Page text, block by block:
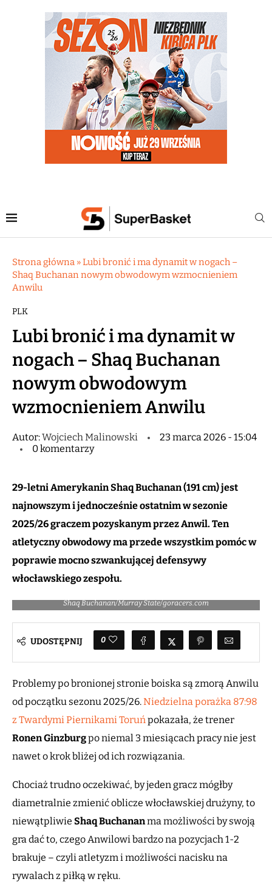
Strona główna »Lubi bronić i ma dynamit w nogach –
Shaq Buchanan nowym obwodowym wzmocnieniem
Anwilu
PLK
Lubi bronić i ma dynamit w
nogach – Shaq Buchanan
nowym obwodowym
wzmocnieniem Anwilu
Autor:Wojciech Malinowski
23 marca 2026 - 15:04
0 komentarzy
29-letni Amerykanin Shaq Buchanan (191 cm) jest
najnowszym i jednocześnie ostatnim w sezonie
2025/26 graczem pozyskanym przez Anwil. Ten
atletyczny obwodowy ma przede wszystkim pomóc w
poprawie mocno szwankującej defensywy
włocławskiego zespołu.
Shaq Buchanan/Murray State/goracers.com
UDOSTĘPNIJ 0
Problemy po bronionej stronie boiska są zmorą Anwilu
od początku sezonu 2025/26.Niedzielna porażka 87:98
z Twardymi Piernikami Toruńpokazała, że trener
Ronen Ginzburgpo niemal 3 miesiącach pracy nie jest
nawet o krok bliżej od ich rozwiązania.
Chociaż trudno oczekiwać, by jeden gracz mógłby
diametralnie zmienić oblicze włocławskiej drużyny, to
niewątpliwie Shaq Buchananma możliwości by swoją
gra dać to, czego Anwilowi bardzo na pozycjach 1-2
brakuje – czyli atletyzm i możliwości nacisku na
rywalach z piłką w ręku.